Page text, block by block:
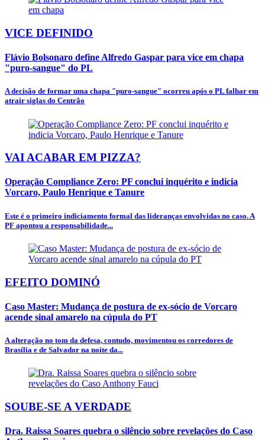
VICE DEFINIDO
Flávio Bolsonaro define Alfredo Gaspar para vice em chapa
"puro-sangue" do PL
A decisão de formar uma chapa "puro-sangue" ocorreu após o PL falhar em
atrair siglas do Centrão
VAI ACABAR EM PIZZA?
Operação Compliance Zero: PF conclui inquérito e indicia
Vorcaro, Paulo Henrique e Tanure
Este é o primeiro indiciamento formal das lideranças envolvidas no caso. A
PF apontou a responsabilidade...
EFEITO DOMINÓ
Caso Master: Mudança de postura de ex-sócio de Vorcaro
acende sinal amarelo na cúpula do PT
A alteração no tom da defesa, contudo, movimentou os corredores de
Brasília e de Salvador na noite da...
SOUBE-SE A VERDADE
Dra. Raissa Soares quebra o silêncio sobre revelações do Caso